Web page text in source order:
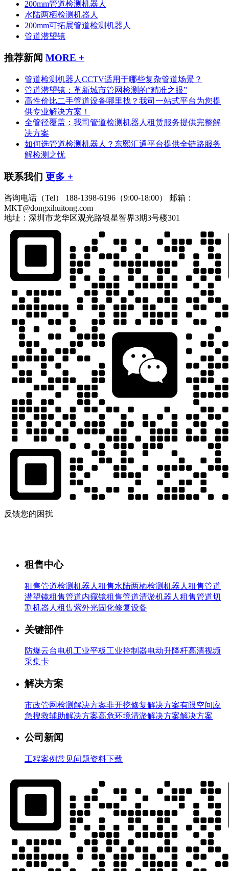
200mm管道检测机器人
水陆两栖检测机器人
200mm可拓展管道检测机器人
管道潜望镜
推荐新闻 MORE +
管道检测机器人CCTV适用于哪些复杂管道场景？
管道潜望镜：革新城市管网检测的“精准之眼”
高性价比二手管道设备哪里找？我司一站式平台为您提
供专业解决方案！
全管径覆盖：我司管道检测机器人租赁服务提供完整解
决方案
如何选管道检测机器人？东熙汇通平台提供全链路服务
解检测之忧
联系我们 更多 +
咨询电话（Tel） 188-1398-6196（9:00-18:00）
邮箱：
MKT@dongxihuitong.com
地址：深圳市龙华区观光路银星智界3期3号楼301
反馈您的困扰
租售中心
租售管道检测机器人 租售水陆两栖检测机器人 租售管道
潜望镜租售管道内窥镜租售管道清淤机器人 租售管道切
割机器人 租售紫外光固化修复设备
关键部件
防爆云台电机工业平板工业控制器电动升降杆高清视频
采集卡
解决方案
市政管网检测解决方案非开挖修复解决方案有限空间应
急搜救辅助解决方案高危环境清淤解决方案解决方案
公司新闻
工程案例常见问题资料下载